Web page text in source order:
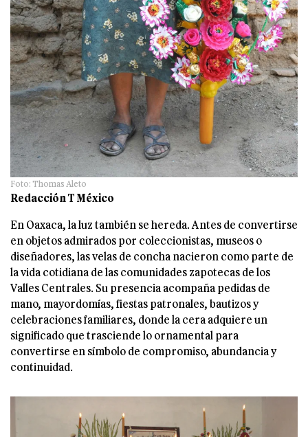
Foto: Thomas Aleto
Redacción T México
En Oaxaca, la luz también se hereda. Antes de convertirse
en objetos admirados por coleccionistas, museos o
diseñadores, las velas de concha nacieron como parte de
la vida cotidiana de las comunidades zapotecas de los
Valles Centrales. Su presencia acompaña pedidas de
mano, mayordomías, fiestas patronales, bautizos y
celebraciones familiares, donde la cera adquiere un
significado que trasciende lo ornamental para
convertirse en símbolo de compromiso, abundancia y
continuidad.